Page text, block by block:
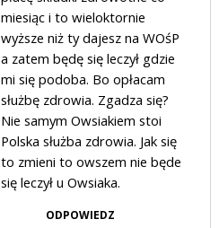
miesiąc i to wieloktornie
wyższe niż ty dajesz na WOśP
a zatem będę się leczył gdzie
mi się podoba. Bo opłacam
służbę zdrowia. Zgadza się?
Nie samym Owsiakiem stoi
Polska służba zdrowia. Jak się
to zmieni to owszem nie będe
się leczył u Owsiaka.
ODPOWIEDZ